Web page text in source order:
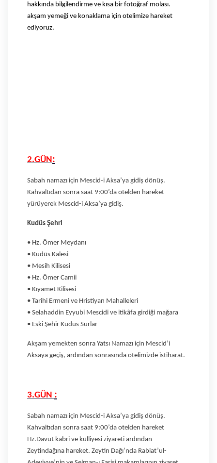
hakkında bilgilendirme ve kısa bir fotoğraf molası.
akşam yemeği ve konaklama için otelimize hareket
ediyoruz.
2.GÜN :
Sabah namazı için Mescid-i Aksa’ya gidiş dönüş.
Kahvaltıdan sonra saat 9:00’da otelden hareket
yürüyerek Mescid-i Aksa’ya gidiş.
Kudüs Şehri
• Hz. Ömer Meydanı
• Kudüs Kalesi
• Mesih Kilisesi
• Hz. Ömer Camii
• Kıyamet Kilisesi
• Tarihi Ermeni ve Hristiyan Mahalleleri
• Selahaddin Eyyubi Mescidi ve itikâfa girdiği mağara
• Eski Şehir Kudüs Surlar
Akşam yemekten sonra Yatsı Namazı için Mescid’i
Aksaya geçiş, ardından sonrasında otelimizde istiharat.
3.GÜN :
Sabah namazı için Mescid-i Aksa’ya gidiş dönüş.
Kahvaltıdan sonra saat 9:00’da otelden hareket
Hz.Davut kabri ve külliyesi ziyareti ardından
Zeytindağına hareket. Zeytin Dağı’nda Rabiat’ul-